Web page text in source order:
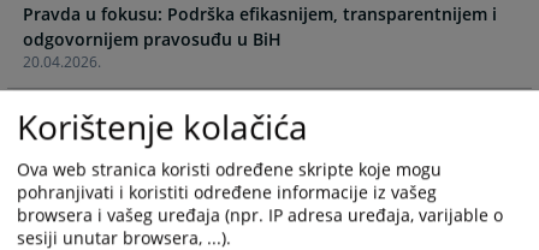
forward
to
interact
with
the
calendar
and
select
a
forward
to
with
the
calendar
and
select
a
20.04.2026.
Pravda u fokusu: Podrška efikasnijem, transparentnijem i
odgovornijem pravosuđu u BiH
Korištenje kolačića
Ova web stranica koristi određene skripte koje mogu
pohranjivati i koristiti određene informacije iz vašeg
browsera i vašeg uređaja (npr. IP adresa uređaja, varijable o
sesiji unutar browsera, ...).